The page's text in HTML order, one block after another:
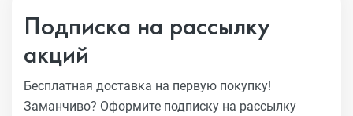
Подписка на рассылку
акций
Бесплатная доставка на первую покупку!
Заманчиво? Оформите подписку на рассылку